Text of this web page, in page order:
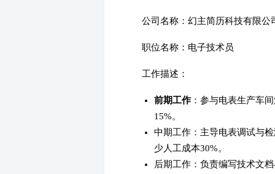
公司名称：幻主简历科技有限公
职位名称：电子技术员
工作描述：
前期工作 ：参与电表生产车
15%。
中期工作：主导电表调试与
少人工成本30%。
后期工作：负责编写技术文